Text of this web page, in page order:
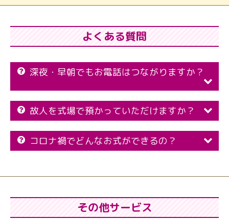
よくある質問
深夜・早朝でもお電話はつながりますか？
故人を式場で預かっていただけますか？
コロナ禍でどんなお式ができるの？
その他サービス